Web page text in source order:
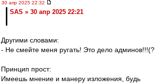
30 апр 2025 22:32
SAS » 30 апр 2025 22:21
Другими словами:
- Не смейте меня ругать! Это дело админов!!!(?
Принцип прост:
Имеешь мнение и манеру изложения, будь